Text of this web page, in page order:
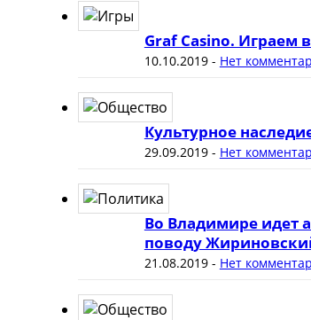
Graf Casino. Играем
10.10.2019- Нет
Культурное
29.09.2019- Нет
Во Владимире идет
поводу
21.08.2019- Нет